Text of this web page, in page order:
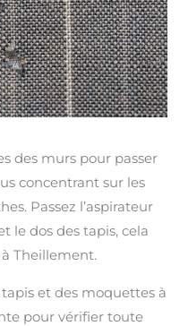
des murs pour passer
concentrant sur les
Passez l’aspirateur
le dos des tapis, cela
Theillement.
et des moquettes à
pour vérifier toute